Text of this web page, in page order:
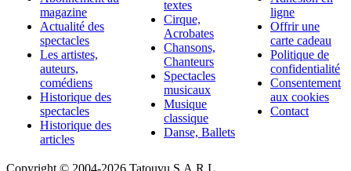
magazine
Actualité des
spectacles
Les artistes,
auteurs,
comédiens
Historique des
spectacles
Historique des
articles
textes
Cirque,
Acrobates
Chansons,
Chanteurs
Spectacles
musicaux
Musique
classique
Danse, Ballets
ligne
Offrir une
carte cadeau
Politique de
confidentialité
Consentement
aux cookies
Contact